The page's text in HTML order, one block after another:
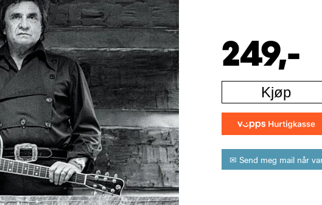
249,-
Kjøp
✉ Send meg mail når